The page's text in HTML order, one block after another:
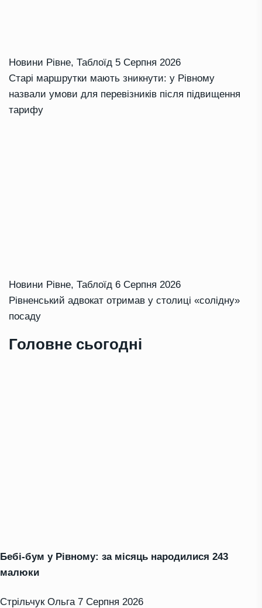
Новини Рівне, Таблоїд 5 Серпня 2026
Старі маршрутки мають зникнути: у Рівному
назвали умови для перевізників після підвищення
тарифу
Новини Рівне, Таблоїд 6 Серпня 2026
Рівненський адвокат отримав у столиці «солідну»
посаду
Головне сьогодні
Бебі-бум у Рівному: за місяць народилися 243
малюки
Стрільчук Ольга 7 Серпня 2026